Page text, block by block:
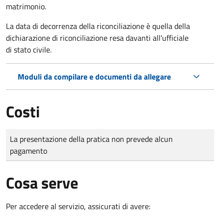
matrimonio.
La data di decorrenza della riconciliazione è quella della
dichiarazione di riconciliazione resa davanti all'ufficiale
di stato civile.
Moduli da compilare e documenti da allegare
Costi
Tipo di pagamento
Importo
La presentazione della pratica non prevede alcun
pagamento
Cosa serve
Per accedere al servizio, assicurati di avere: